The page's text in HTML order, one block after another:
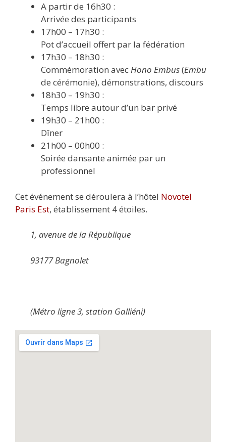
A partir de 16h30 :
Arrivée des participants
17h00 – 17h30 :
Pot d’accueil offert par la fédération
17h30 – 18h30 :
Commémoration avecHono Embus(Embu
de cérémonie), démonstrations, discours
18h30 – 19h30 :
Temps libre autour d’un bar privé
19h30 – 21h00 :
Dîner
21h00 – 00h00 :
Soirée dansante animée par un
professionnel
Cet événement se déroulera à l’hôtel Novotel
Paris Est, établissement 4 étoiles.
1, avenue de la République
93177 Bagnolet
(Métro ligne 3, station Galliéni)